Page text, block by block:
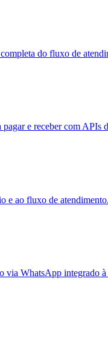
do fluxo de
e receber com APIs
e ao fluxo de atendimento.
via WhatsApp integrado à